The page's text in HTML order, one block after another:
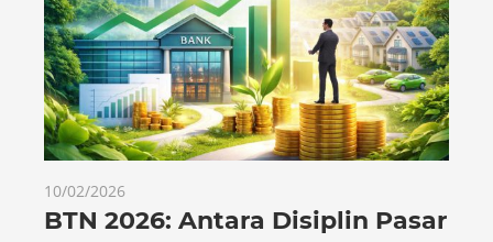
10/02/2026
BTN 2026: Antara Disiplin Pasar